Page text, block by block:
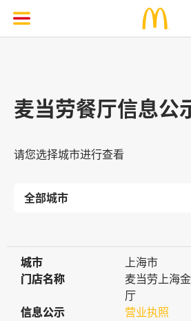
麦当劳餐厅信息公
请您选择城市进行查看
城市
城市
上海市
门店名称
门店名称
麦当劳上海
厅
信息公示
信息公示
营业执照